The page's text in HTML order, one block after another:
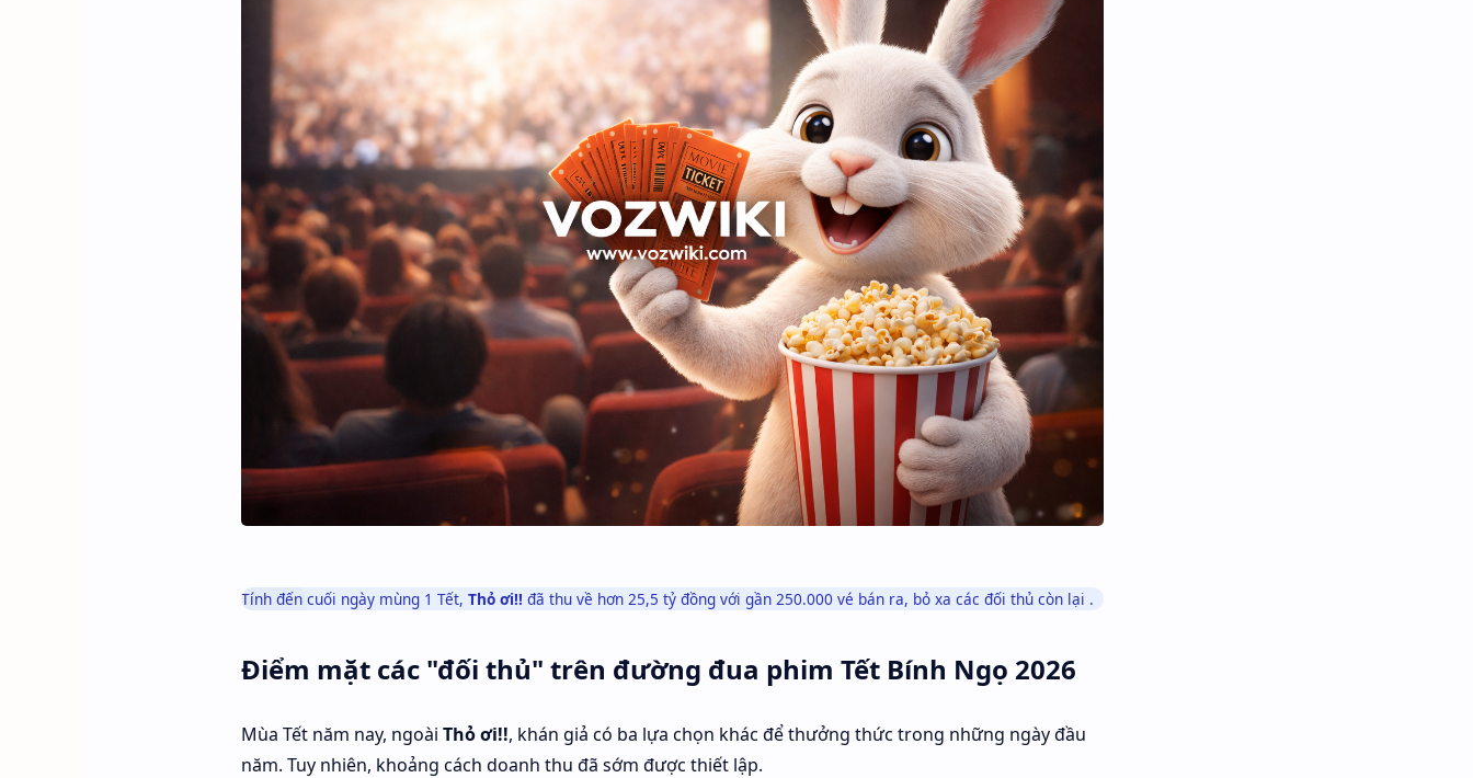
Tính đến cuối ngày mùng 1 Tết, Thỏ ơi!! đã thu về hơn 25,5 tỷ đồng với gần 250.000 vé bán ra, bỏ xa các đối thủ còn lại .
Điểm mặt các "đối thủ" trên đường đua phim Tết Bính Ngọ 2026
Mùa Tết năm nay, ngoài Thỏ ơi!!, khán giả có ba lựa chọn khác để thưởng thức trong những ngày đầu
năm. Tuy nhiên, khoảng cách doanh thu đã sớm được thiết lập.